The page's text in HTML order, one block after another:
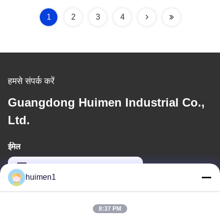
1 2 3 4
हमसे संपर्क करें
Guangdong Huimen Industrial Co.,
Ltd.
ईमेल
huimen1
8:37 PM